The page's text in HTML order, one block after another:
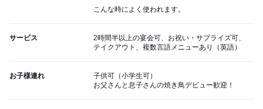
こんな時によく使われます。
サービス
2時間半以上の宴会可、お祝い・サプライズ可、
テイクアウト、複数言語メニューあり（英語）
お子様連れ
子供可（小学生可）
お父さんと息子さんの焼き鳥デビュー歓迎！